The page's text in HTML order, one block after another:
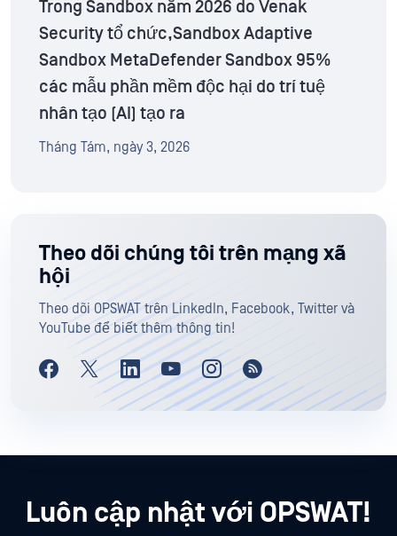
Trong Sandbox năm 2026 do Venak
Security tổ chức,Sandbox Adaptive
Sandbox MetaDefender Sandbox 95%
các mẫu phần mềm độc hại do trí tuệ
nhân tạo (AI) tạo ra
Tháng Tám, ngày 3, 2026
Theo dõi chúng tôi trên mạng xã
hội
Theo dõi OPSWAT trên LinkedIn, Facebook, Twitter và
YouTube để biết thêm thông tin!
Luôn cập nhật với OPSWAT!